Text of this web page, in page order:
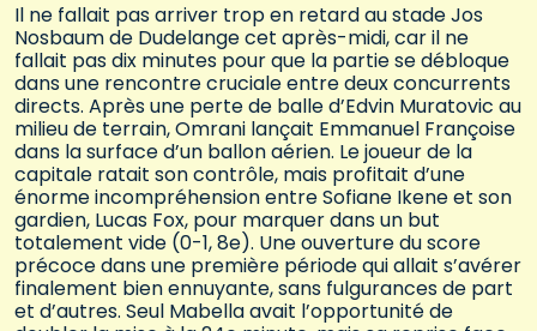
Il ne fallait pas arriver trop en retard au stade Jos
Nosbaum de Dudelange cet après-midi, car il ne
fallait pas dix minutes pour que la partie se débloque
dans une rencontre cruciale entre deux concurrents
directs. Après une perte de balle d’Edvin Muratovic au
milieu de terrain, Omrani lançait Emmanuel Françoise
dans la surface d’un ballon aérien. Le joueur de la
capitale ratait son contrôle, mais profitait d’une
énorme incompréhension entre Sofiane Ikene et son
gardien, Lucas Fox, pour marquer dans un but
totalement vide (0-1, 8e). Une ouverture du score
précoce dans une première période qui allait s’avérer
finalement bien ennuyante, sans fulgurances de part
et d’autres. Seul Mabella avait l’opportunité de